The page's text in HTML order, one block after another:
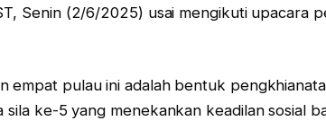
Senin (2/6/2025) usai mengikuti upacara
empat pulau ini adalah bentuk
sila ke-5 yang menekankan keadilan sosial